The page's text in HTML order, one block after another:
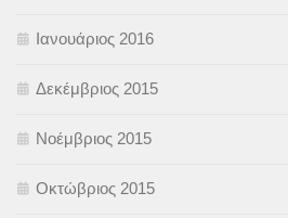
Ιανουάριος 2016
Δεκέμβριος 2015
Νοέμβριος 2015
Οκτώβριος 2015